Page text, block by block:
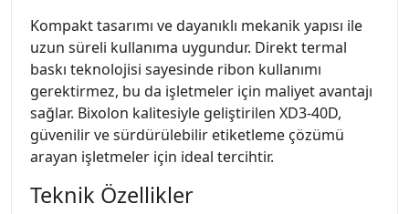
Kompakt tasarımı ve dayanıklı mekanik yapısı ile
uzun süreli kullanıma uygundur. Direkt termal
baskı teknolojisi sayesinde ribon kullanımı
gerektirmez, bu da işletmeler için maliyet avantajı
sağlar. Bixolon kalitesiyle geliştirilen XD3-40D,
güvenilir ve sürdürülebilir etiketleme çözümü
arayan işletmeler için ideal tercihtir.
Teknik Özellikler